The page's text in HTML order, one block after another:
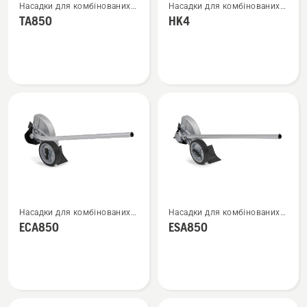
більше
деталей
Насадки для комбінованих
тримерів і травокосарок
TA850
більше
деталей
Насадки для комбінованих
тримерів і травокосарок
HK4
більше
деталей
Насадки для комбінованих
тримерів і травокосарок
ECA850
більше
деталей
Насадки для комбінованих
тримерів і травокосарок
ESA850